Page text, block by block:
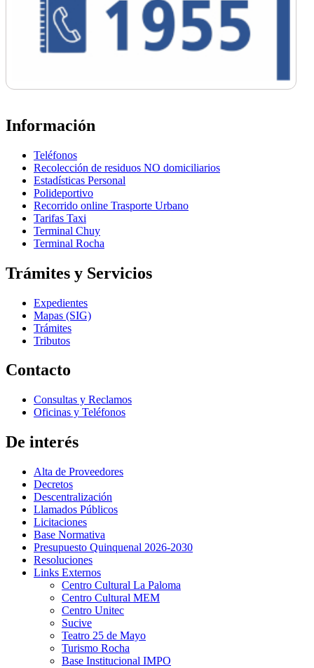
Información
Teléfonos
Recolección de residuos NO domiciliarios
Estadísticas Personal
Polideportivo
Recorrido online Trasporte Urbano
Tarifas Taxi
Terminal Chuy
Terminal Rocha
Trámites y Servicios
Expedientes
Mapas (SIG)
Trámites
Tributos
Contacto
Consultas y Reclamos
Oficinas y Teléfonos
De interés
Alta de Proveedores
Decretos
Descentralización
Llamados Públicos
Licitaciones
Base Normativa
Presupuesto Quinquenal 2026-2030
Resoluciones
Links Externos
Centro Cultural La Paloma
Centro Cultural MEM
Centro Unitec
Sucive
Teatro 25 de Mayo
Turismo Rocha
Base Institucional IMPO